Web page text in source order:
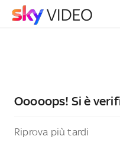
Ooooops! Si è
Riprova più tardi